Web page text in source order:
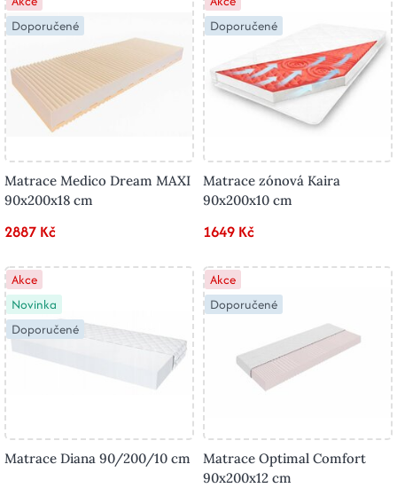
Doporučené
Matrace Medico Dream MAXI
90x200x18 cm
2887 Kč
Doporučené
Matrace zónová Kaira
90x200x10 cm
1649 Kč
Akce
Novinka
Doporučené
Matrace Diana 90/200/10 cm
Akce
Doporučené
Matrace Optimal Comfort
90x200x12 cm